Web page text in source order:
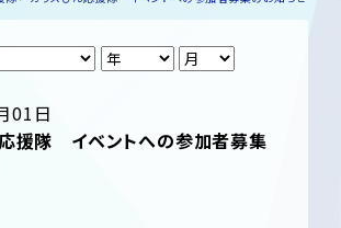
01日
援隊 イベントへの参加者募集